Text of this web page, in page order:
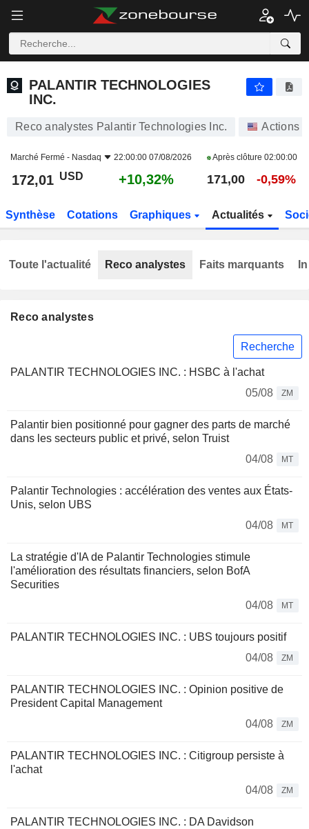
PALANTIR TECHNOLOGIES
INC.
Reco analystes Palantir Technologies Inc. Actions
Marché Fermé - Nasdaq 22:00:00 07/08/2026 Après clôture 02:00:00
172,01 USD +10,32% 171,00 -0,59%
Synthèse Cotations Graphiques Actualités
Reco analystes
Recherche
PALANTIR TECHNOLOGIES INC. : HSBC à l'achat
05/08
ZM
Palantir bien positionné pour gagner des parts de marché
dans les secteurs public et privé, selon Truist
04/08
MT
Palantir Technologies : accélération des ventes aux États-
Unis, selon UBS
04/08
MT
La stratégie d'IA de Palantir Technologies stimule
l'amélioration des résultats financiers, selon BofA
Securities
04/08
MT
PALANTIR TECHNOLOGIES INC. : UBS toujours positif
04/08
ZM
PALANTIR TECHNOLOGIES INC. : Opinion positive de
President Capital Management
04/08
ZM
PALANTIR TECHNOLOGIES INC. : Citigroup persiste à
l'achat
04/08
ZM
PALANTIR TECHNOLOGIES INC. : DA Davidson
Toute l'actualité Reco analystes Faits marquants